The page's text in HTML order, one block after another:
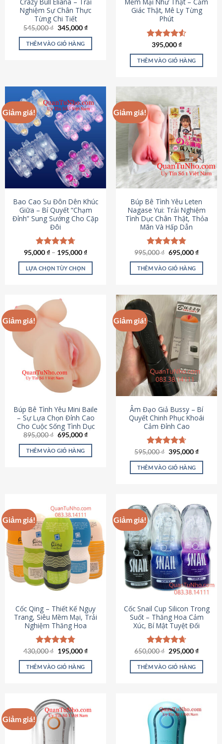
Crazy Bull Eliana – Trải
Nghiệm Sự Chân Thực
Từng Chi Tiết
545,000₫ Giá
là:
545,000 ₫.
345,000₫Giá
tại
THÊM VÀO GIỎ HÀNG
Mềm Mại Như Thật – Cảm
Giác Thật, Mê Ly Từng
Phút
Được xếp
hạng4.53
5 sao
395,000₫
THÊM VÀO GIỎ HÀNG
Giảm giá!
Bao Cao Su Đôn Dên Khúc
Giữa – Bí Quyết “Chạm
Đỉnh” Sung Sướng Cho Cặp
Đôi
Được xếp
hạng4.70
5 sao
95,000₫ – 195,000₫
LỰA CHỌN TÙY CHỌN
này
nhiều
biến
thể.
chọn
thể
chọn
trên
trang
sản
phẩm
Giảm giá!
Búp Bê Tình Yêu Leten
Nagase Yui: Trải Nghiệm
Tình Dục Chân Thật, Thỏa
Mãn Và Hấp Dẫn
Được xếp
hạng4.80
5 sao
995,000₫ Giá
là:
995,000 ₫.
695,000₫Giá
tại
THÊM VÀO GIỎ HÀNG
Giảm giá!
Búp Bê Tình Yêu Mini Baile
– Sự Lựa Chọn Đỉnh Cao
Cho Cuộc Sống Tình Dục
895,000₫ Giá
là:
895,000 ₫.
695,000₫Giá
tại
THÊM VÀO GIỎ HÀNG
Giảm giá!
Âm Đạo Giả Bussy – Bí
Quyết Chinh Phục Khoái
Cảm Đỉnh Cao
Được xếp
hạng4.64
5 sao
595,000₫ Giá
là:
595,000 ₫.
395,000₫Giá
tại
THÊM VÀO GIỎ HÀNG
Giảm giá!
Cốc Qing – Thiết Kế Ngụy
Trang, Siêu Mềm Mại, Trải
Nghiệm Thăng Hoa
Được xếp
hạng4.78
5 sao
430,000₫ Giá
là:
430,000 ₫.
195,000₫Giá
tại
THÊM VÀO GIỎ HÀNG
Giảm giá!
Cốc Snail Cup Silicon Trong
Suốt – Thăng Hoa Cảm
Xúc, Bí Mật Tuyệt Đối
Được xếp
hạng4.69
5 sao
650,000₫ Giá
là:
650,000 ₫.
295,000₫Giá
tại
THÊM VÀO GIỎ HÀNG
Giảm giá!